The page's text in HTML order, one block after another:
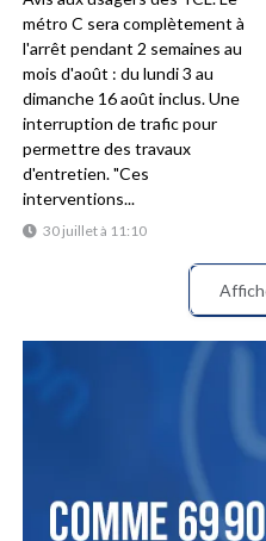
30 juillet à 11:10
métro C sera complètement à
l'arrêt pendant 2 semaines au
mois d'août : du lundi 3 au
dimanche 16 août inclus. Une
interruption de trafic pour
permettre des travaux
d'entretien. "Ces
interventions...